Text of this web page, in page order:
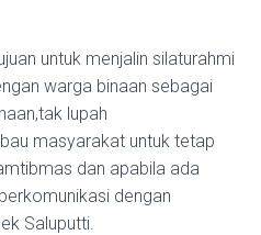
untuk menjalin silaturahmi
warga binaan sebagai
lupah
masyarakat untuk tetap
dan apabila ada
dengan
Saluputti.